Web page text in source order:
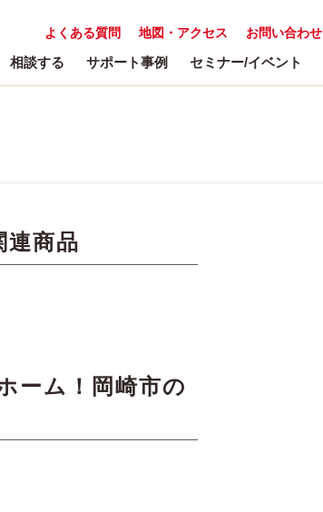
お問い合わせ
地図・アクセス
よくある質問
相談する サポート事例 セミナー/イベント
連商品
ーム！岡崎市の